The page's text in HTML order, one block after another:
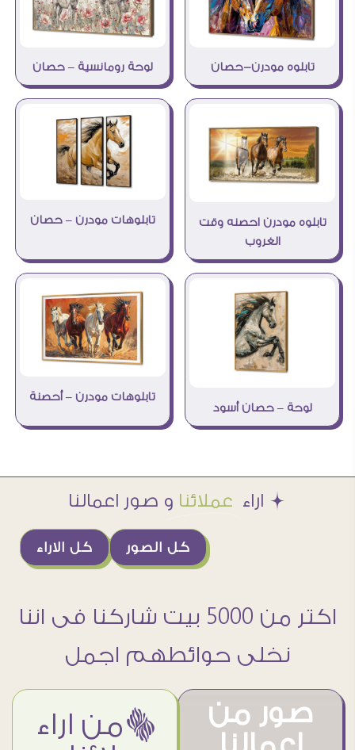
تابلوه مودرن-حصان لوحة رومانسية – حصان
تابلوه مودرن احصنه وقت
الغروب
تابلوهات مودرن – حصان
لوحة – حصان أسود
تابلوهات مودرن – أحصنة
Æ اراء عملائنا و صور اعمالنا
كل الاراء كل الصور
اكتر من 5000 بيت شاركنا فى اننا
نخلى حوائطهم اجمل
صور من
ëمن اراء